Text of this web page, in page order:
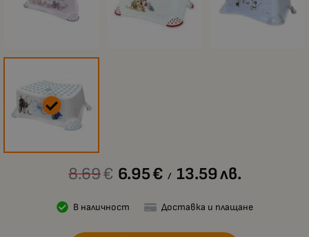
8.69€ 6.95€ / 13.59лв.
В наличност Доставка и плащане